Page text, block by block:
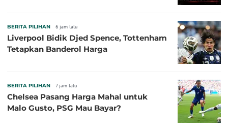
BERITA PILIHAN 6 jam lalu
Liverpool Bidik Djed Spence, Tottenham
Tetapkan Banderol Harga
BERITA PILIHAN 7 jam lalu
Chelsea Pasang Harga Mahal untuk
Malo Gusto, PSG Mau Bayar?